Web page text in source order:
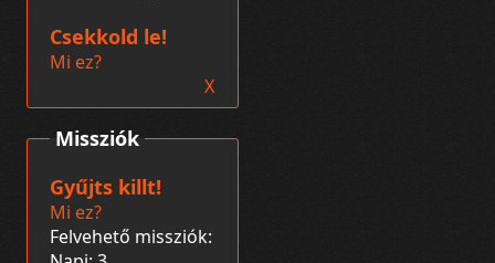
Missziók
Gyűjts killt!
Mi ez?
Felvehető missziók:
Csekkold le!
Mi ez?
X